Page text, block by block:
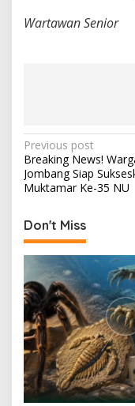
Wartawan Senior
P
o
s
t
n
a
v
i
g
a
t
i
Previous post
Breaking News!
Jombang Siap
Muktamar Ke-35 NU
Don't Miss